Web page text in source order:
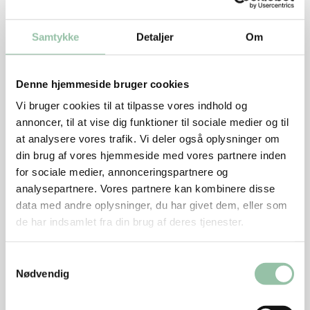
Samtykke Detaljer Om
Denne hjemmeside bruger cookies
Vi bruger cookies til at tilpasse vores indhold og
annoncer, til at vise dig funktioner til sociale medier og til
at analysere vores trafik. Vi deler også oplysninger om
din brug af vores hjemmeside med vores partnere inden
for sociale medier, annonceringspartnere og
analysepartnere. Vores partnere kan kombinere disse
data med andre oplysninger, du har givet dem, eller som
de har indsamlet fra din brug af deres tjenester.
Nødvendig
Brun derefter kødet hurtigt på alle sider, 4-5
størrelse.
fyldet i fadet. Sæt fadet midt i en kold ovn.
Tænd ovnen på 160 grader, og lad kødet stå i ca.
50 minutter til et stegetermometer viser en
centrumtemperatur på 65 grader.
Kog kartoflerne til de er møre.
Steg gulerødderne i smør og timian.
Hæld stegeskyen med æbler, løg og skinke i en
saucen koge godt igennem. Smag til med salt, peber
og et lille drys sukker.